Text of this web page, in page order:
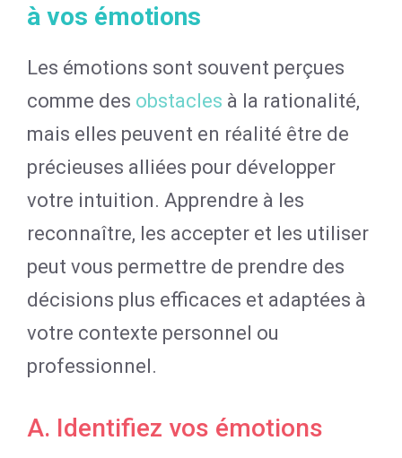
à vos émotions
Les émotions sont souvent perçues
comme des obstacles à la rationalité,
mais elles peuvent en réalité être de
précieuses alliées pour développer
votre intuition. Apprendre à les
reconnaître, les accepter et les utiliser
peut vous permettre de prendre des
décisions plus efficaces et adaptées à
votre contexte personnel ou
professionnel.
A. Identifiez vos émotions